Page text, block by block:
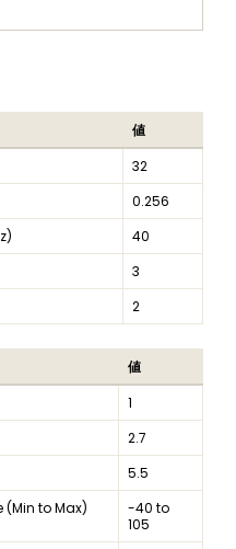
値
32
0.256
40
3
2
値
1
2.7
5.5
to Max)
-40 to
105